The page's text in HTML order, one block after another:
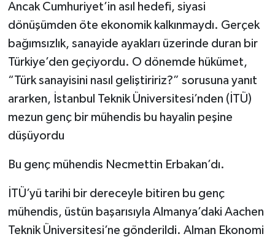
Ancak Cumhuriyet’in asıl hedefi, siyasi
dönüşümden öte ekonomik kalkınmaydı. Gerçek
bağımsızlık, sanayide ayakları üzerinde duran bir
Türkiye’den geçiyordu. O dönemde hükümet,
“Türk sanayisini nasıl geliştiririz?” sorusuna yanıt
ararken, İstanbul Teknik Üniversitesi’nden (İTÜ)
mezun genç bir mühendis bu hayalin peşine
düşüyordu
Bu genç mühendis Necmettin Erbakan’dı.
İTÜ’yü tarihi bir dereceyle bitiren bu genç
mühendis, üstün başarısıyla Almanya’daki Aachen
Teknik Üniversitesi’ne gönderildi. Alman Ekonomi